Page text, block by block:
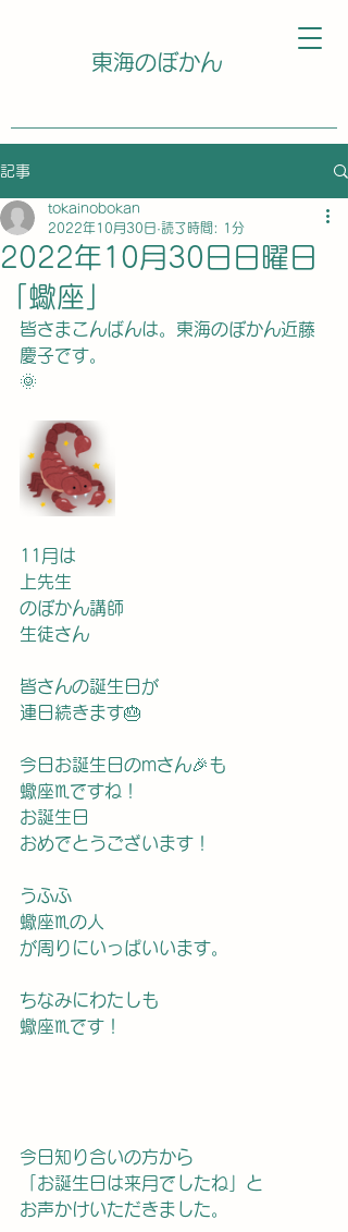
東海のぼかん
記事
2022年10月30日日曜日
「蠍座」
tokainobokan
2022年10月30日 読了時間: 1分
皆さまこんばんは。東海のぼかん近藤
慶子です。
🌞
11月は
上先生
のぼかん講師
生徒さん
皆さんの誕生日が
連日続きます🎂
今日お誕生日のmさん🎉も
蠍座♏️ですね！
お誕生日
おめでとうございます！
うふふ
蠍座♏️の人
が周りにいっぱいいます。
ちなみにわたしも
蠍座♏️です！
今日知り合いの方から
「お誕生日は来月でしたね」と
お声かけいただきました。